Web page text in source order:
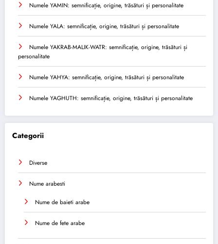
Numele YAMIN: semnificație, origine, trăsături și personalitate
Numele YALA: semnificație, origine, trăsături și personalitate
Numele YAKRAB-MALIK-WATR: semnificație, origine, trăsături și
personalitate
Numele YAHYA: semnificație, origine, trăsături și personalitate
Numele YAGHUTH: semnificație, origine, trăsături și personalitate
Categorii
Diverse
Nume arabesti
Nume de baieti arabe
Nume de fete arabe